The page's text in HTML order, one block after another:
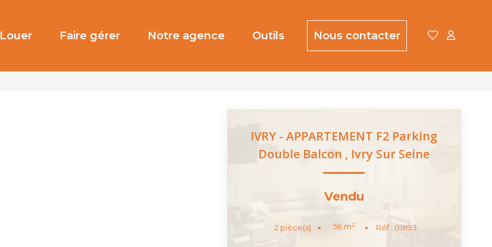
Louer Faire gérer Notre agence Outils Nous contacter
IVRY - APPARTEMENT F2 Parking
Double Balcon , Ivry Sur Seine
Vendu
2 pièce(s) 56 m² Réf : 01893